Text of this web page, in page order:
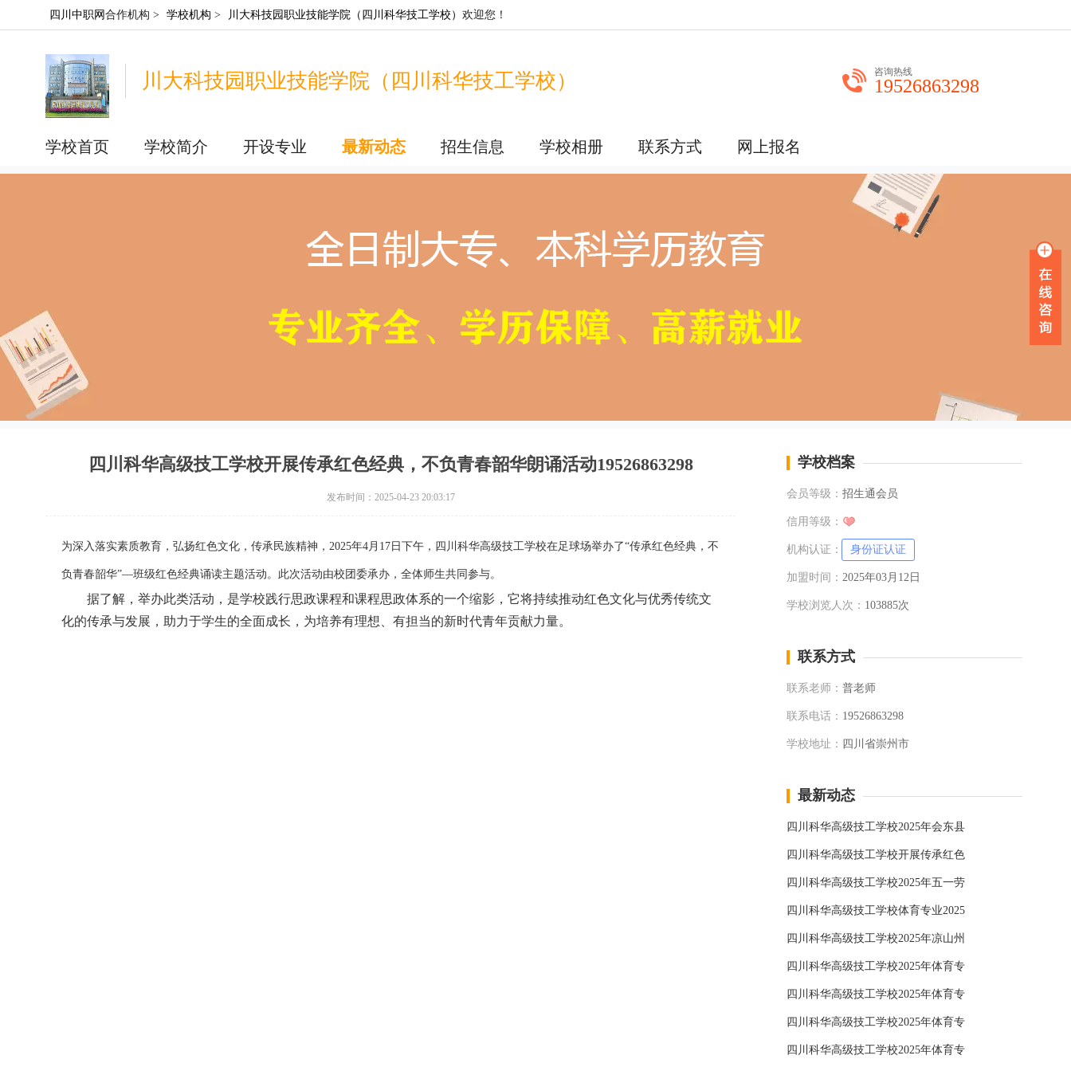
四川中职网 合作机构 > 学校机构 > 川大科技园职业技能学院（四川科华技工学校） 欢迎您！
川大科技园职业技能学院（四川科华技工学校） 咨询热线
19526863298
学校首页 学校简介 开设专业 最新动态 招生信息 学校相册 联系方式 网上报名
四川科华高级技工学校开展传承红色经典，不负青春韶华朗诵活动19526863298
发布时间：2025-04-23 20:03:17
为深入落实素质教育，弘扬红色文化，传承民族精神，2025年4月17日下午，四川科华高级技工学校在足球场举办了“传承红色经典，不
负青春韶华”—班级红色经典诵读主题活动。此次活动由校团委承办，全体师生共同参与。
据了解，举办此类活动，是学校践行思政课程和课程思政体系的一个缩影，它将持续推动红色文化与优秀传统文
化的传承与发展，助力于学生的全面成长，为培养有理想、有担当的新时代青年贡献力量。
学校档案
会员等级： 招生通会员
信用等级：
机构认证： 身份证认证
加盟时间： 2025年03月12日
学校浏览人次： 103885次
联系方式
联系老师： 普老师
联系电话： 19526863298
学校地址： 四川省崇州市
最新动态
四川科华高级技工学校2025年会东县
四川科华高级技工学校开展传承红色
四川科华高级技工学校2025年五一劳
四川科华高级技工学校体育专业2025
四川科华高级技工学校2025年凉山州
四川科华高级技工学校2025年体育专
四川科华高级技工学校2025年体育专
四川科华高级技工学校2025年体育专
四川科华高级技工学校2025年体育专